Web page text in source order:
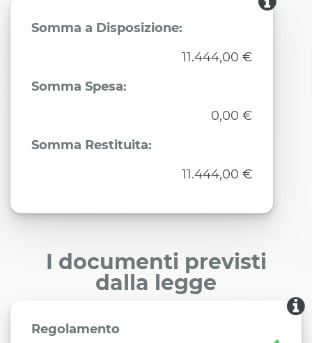
Somma a Disposizione:
11.444,00 €
Somma Spesa:
0,00 €
Somma Restituita:
11.444,00 €
I documenti previsti
dalla legge
Regolamento